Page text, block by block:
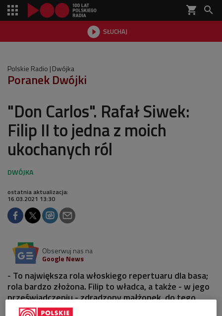
shopping_cart 
 SŁUCHAJ

Polskie Radio Dwójka
Poranek Dwójki
"Don Carlos". Rafał Siwek:
Filip II to jedna z moich
ukochanych ról
ostatnia aktualizacja:
16.03.2021 13:30
Obserwuj nas na
Google News
- To największa rola włoskiego repertuaru dla basa;
rola bardzo złożona. Filip to władca, a także - w jego
przeświadczeniu - zdradzony małżonek, do tego
jeszcze nieszczęśliwy ojciec. To wszystko się w nim